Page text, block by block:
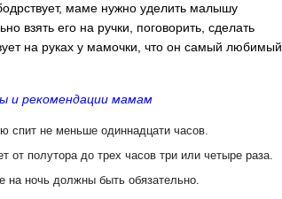
маме нужно уделить малышу
взять его на ручки, поговорить, сделать
на руках у мамочки, что он самый любимый
и рекомендации мамам
спит не меньше одиннадцати часов.
от полутора до трех часов три или четыре раза.
на ночь должны быть обязательно.